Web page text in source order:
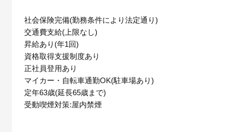
社会保険完備(勤務条件により法定通り)
交通費支給(上限なし)
昇給あり(年1回)
資格取得支援制度あり
正社員登用あり
マイカー・自転車通勤OK(駐車場あり)
定年63歳(延長65歳まで)
受動喫煙対策:屋内禁煙